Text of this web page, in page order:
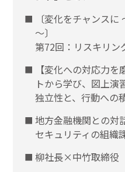
〔変化をチャンス
〜〕
第72回：リスキリン
【変化への対応力
トから学び、図上演
独立性と、行動への
地方金融機関との対
セキュリティの組織
柳社長×中竹取締